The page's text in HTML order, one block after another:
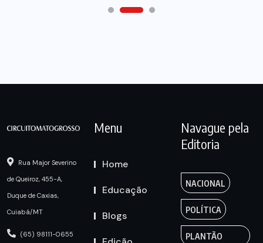
Rua Major Severino
de Queiroz, 455-A,
Duque de Caxias,
Cuiabá/MT
(65) 98111-0655
Menu
Home
Educação
Blogs
Navague pela
Editoria
NACIONAL
POLÍTICA
PLANTÃO